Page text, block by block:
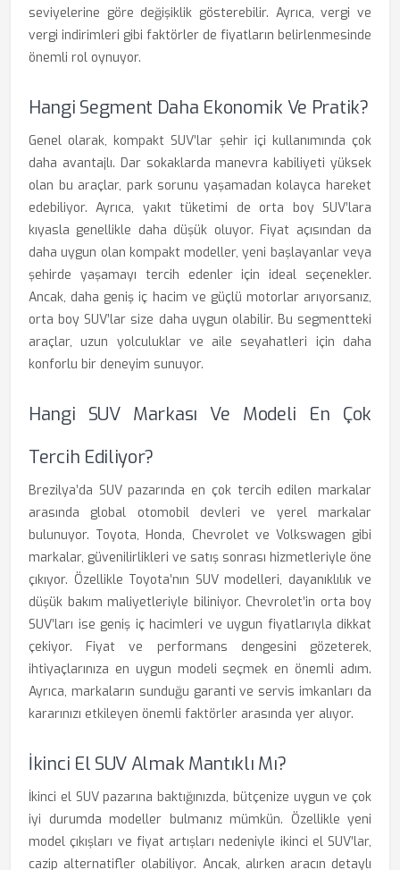
seviyelerine göre değişiklik gösterebilir. Ayrıca, vergi ve
vergi indirimleri gibi faktörler de fiyatların belirlenmesinde
önemli rol oynuyor.
Hangi Segment Daha Ekonomik Ve Pratik?
Genel olarak, kompakt SUV’lar şehir içi kullanımında çok
daha avantajlı. Dar sokaklarda manevra kabiliyeti yüksek
olan bu araçlar, park sorunu yaşamadan kolayca hareket
edebiliyor. Ayrıca, yakıt tüketimi de orta boy SUV’lara
kıyasla genellikle daha düşük oluyor. Fiyat açısından da
daha uygun olan kompakt modeller, yeni başlayanlar veya
şehirde yaşamayı tercih edenler için ideal seçenekler.
Ancak, daha geniş iç hacim ve güçlü motorlar arıyorsanız,
orta boy SUV’lar size daha uygun olabilir. Bu segmentteki
araçlar, uzun yolculuklar ve aile seyahatleri için daha
konforlu bir deneyim sunuyor.
Hangi SUV Markası Ve Modeli En Çok
Tercih Ediliyor?
Brezilya’da SUV pazarında en çok tercih edilen markalar
arasında global otomobil devleri ve yerel markalar
bulunuyor. Toyota, Honda, Chevrolet ve Volkswagen gibi
markalar, güvenilirlikleri ve satış sonrası hizmetleriyle öne
çıkıyor. Özellikle Toyota’nın SUV modelleri, dayanıklılık ve
düşük bakım maliyetleriyle biliniyor. Chevrolet’in orta boy
SUV’ları ise geniş iç hacimleri ve uygun fiyatlarıyla dikkat
çekiyor. Fiyat ve performans dengesini gözeterek,
ihtiyaçlarınıza en uygun modeli seçmek en önemli adım.
Ayrıca, markaların sunduğu garanti ve servis imkanları da
kararınızı etkileyen önemli faktörler arasında yer alıyor.
İkinci El SUV Almak Mantıklı Mı?
İkinci el SUV pazarına baktığınızda, bütçenize uygun ve çok
iyi durumda modeller bulmanız mümkün. Özellikle yeni
model çıkışları ve fiyat artışları nedeniyle ikinci el SUV’lar,
cazip alternatifler olabiliyor. Ancak, alırken aracın detaylı